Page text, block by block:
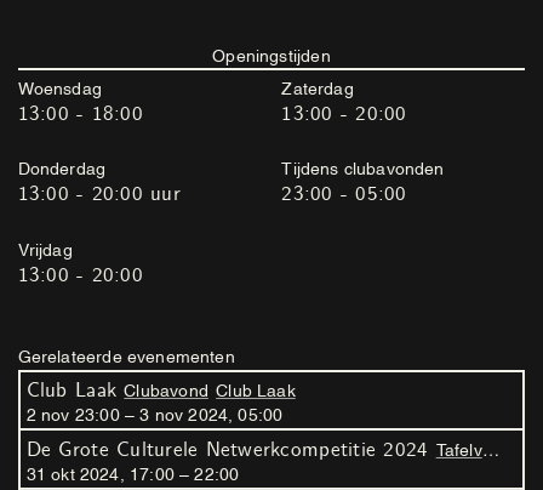
Openingstijden
Woensdag
13:00 - 18:00
Donderdag
13:00 - 20:00 uur
Vrijdag
13:00 - 20:00
Zaterdag
13:00 - 20:00
Tijdens clubavonden
23:00 - 05:00
Gerelateerde evenementen
Club Laak Clubavond Club Laak
2 nov 23 :00–3 nov 2024 ,05 :00
De Grote Culturele Netwerkcompetitie 2024 Tafelvoetbalcompetitie
31 okt 2024 17: 00–22 :00